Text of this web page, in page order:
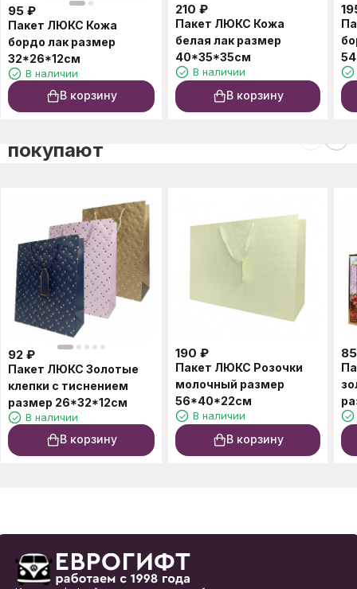
95 ₽
Пакет ЛЮКС Кожа
бордо лак размер
32*26*12см
В наличии
В корзину
210 ₽
Пакет ЛЮКС Кожа
белая лак размер
40*35*35см
В наличии
В корзину
покупают
92 ₽
Пакет ЛЮКС Золотые
клепки с тиснением
размер 26*32*12см
В наличии
В корзину
190 ₽
Пакет ЛЮКС Розочки
молочный размер
56*40*22см
В наличии
В корзину
85